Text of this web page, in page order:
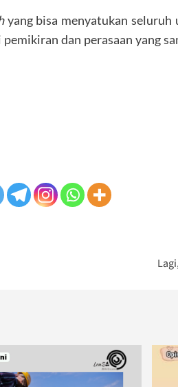
yang bisa menyatukan seluruh
dan perasaan yang